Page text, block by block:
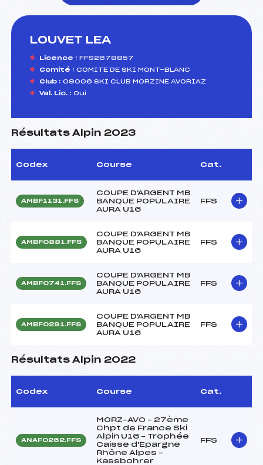
LOUVET LEA
Licence : FFS2678857
Comité : COMITE DE SKI MONT-BLANC
Club : 09006 SKI CLUB MORZINE AVORIAZ
Val. Lic. : Oui
Résultats Alpin 2023
Codex Course Cat.
AMBF1131.FFS
COUPE D'ARGENT MB
BANQUE POPULAIRE
AURA U16
FFS
AMBF0881.FFS
COUPE D'ARGENT MB
BANQUE POPULAIRE
AURA U16
FFS
AMBF0741.FFS
COUPE D'ARGENT MB
BANQUE POPULAIRE
AURA U16
FFS
AMBF0291.FFS
COUPE D'ARGENT MB
BANQUE POPULAIRE
AURA U16
FFS
Résultats Alpin 2022
Codex Course Cat.
ANAF0262.FFS
MORZ-AVO – 27ème
Chpt de France Ski
Alpin U16 – Trophée
Caisse d'Epargne
Rhône Alpes –
Kassbohrer
FFS